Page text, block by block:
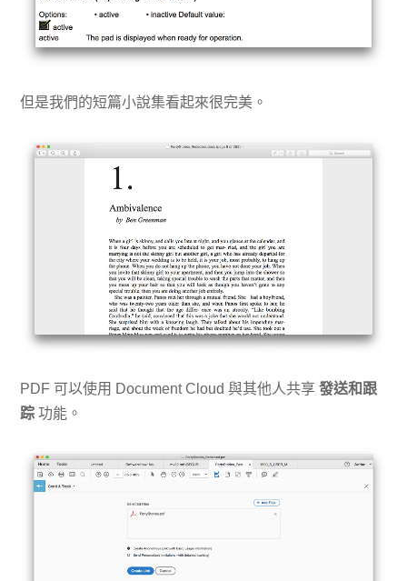
但是我們的短篇小說集看起來很完美。
PDF 可以使用 Document Cloud 與其他人共享 發送和跟
踪 功能。